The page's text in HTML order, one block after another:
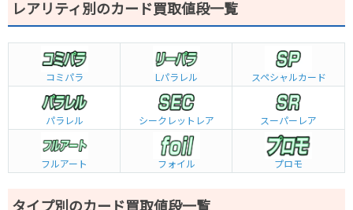
レアリティ別のカード買取値段一覧
コミパラ L パラレル スペシャルカード
パラレル シークレットレア スーパーレア
フルアート フォイル プロモ
タイプ別のカード買取値段一覧